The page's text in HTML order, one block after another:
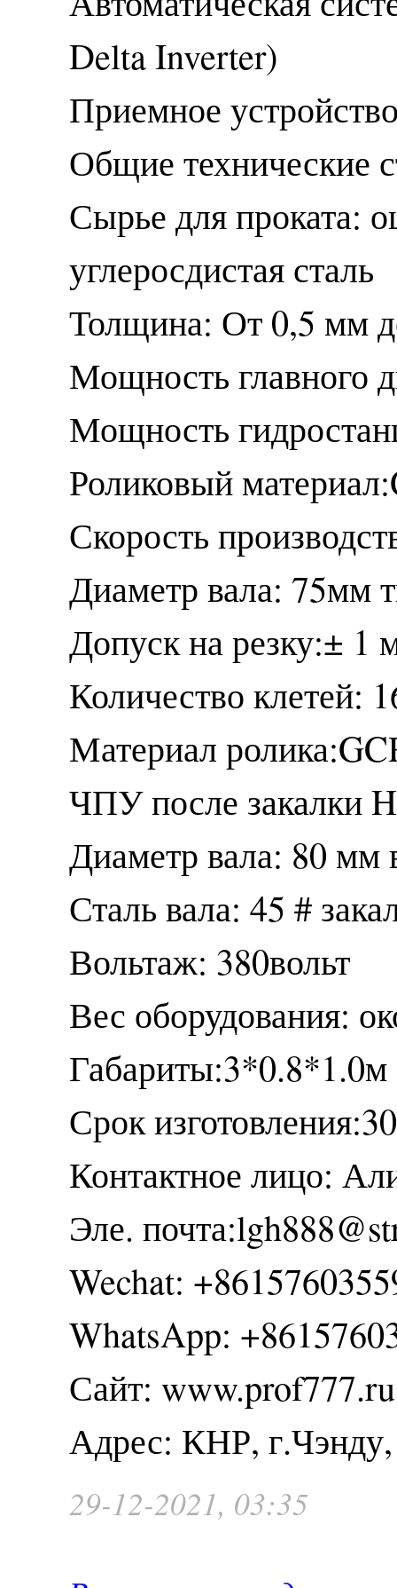
Delta Inverter)
Приемное
Общие технические
Сырье для проката:
углеросдистая сталь
Толщина: От 0,5 мм
Мощность главного
Мощность
Роликовый
Скорость
Диаметр вала: 75мм
Допуск на резку:± 1
Количество клетей:
Материал
ЧПУ после закалки
Диаметр вала: 80 мм
Сталь вала: 45 #
Вольтаж: 380вольт
Вес оборудования:
Габариты:3*0.8*1.0м
Срок
Контактное лицо:
Эле.
Wechat:
WhatsApp:
Сайт: www.prof777.ru
Адрес: КНР,
29-12-2021, 03:35